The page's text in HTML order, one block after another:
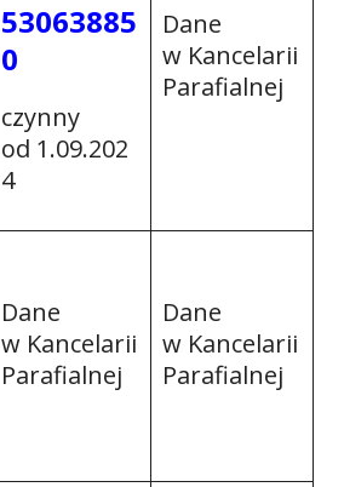
53063885
0
czynny
od 1.09.202
4
Dane
w Kancelarii
Parafialnej
Dane
w Kancelarii
Parafialnej
Dane
w Kancelarii
Parafialnej